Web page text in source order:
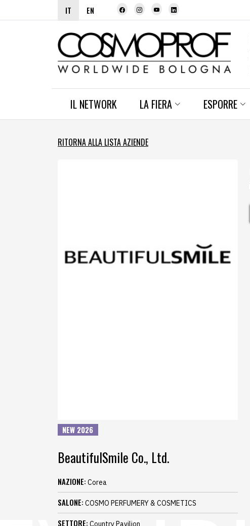
IT EN
IL NETWORK LA FIERA ESPORRE
RITORNA ALLA LISTA AZIENDE
NEW 2026
BeautifulSmile Co., Ltd.
NAZIONE: Corea
SALONE: COSMO PERFUMERY & COSMETICS
SETTORE: Country Pavilion